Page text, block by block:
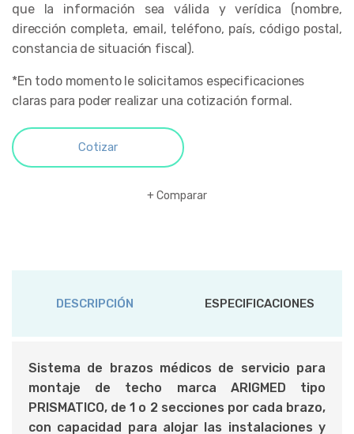
que la información sea válida y verídica (nombre,
dirección completa, email, teléfono, país, código postal,
constancia de situación fiscal).
*En todo momento le solicitamos especificaciones
claras para poder realizar una cotización formal.
Cotizar
Comparar
DESCRIPCIÓN ESPECIFICACIONES
Sistema de brazos médicos de servicio para
montaje de techo marca ARIGMED tipo
PRISMATICO, de 1 o 2 secciones por cada brazo,
con capacidad para alojar las instalaciones y